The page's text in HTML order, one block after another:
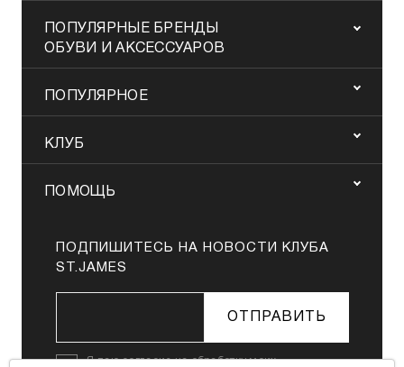
ПОПУЛЯРНЫЕ БРЕНДЫ
ОБУВИ И АКСЕССУАРОВ
ПОПУЛЯРНОЕ
КЛУБ
ПОМОЩЬ
ПОДПИШИТЕСЬ НА НОВОСТИ КЛУБА
ST.JAMES
ОТПРАВИТЬ
Я даюсогласие на обработку моих